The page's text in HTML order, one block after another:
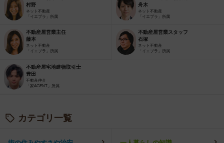
村野
ネット不動産
「イエプラ」所属
舟木
ネット不動産
「イエプラ」所属
不動産屋営業主任
藤本
ネット不動産
「イエプラ」所属
不動産屋営業スタッフ
石塚
ネット不動産
「イエプラ」所属
不動産屋宅地建物取引士
豊田
不動産仲介
「家AGENT」所属
カテゴリ一覧